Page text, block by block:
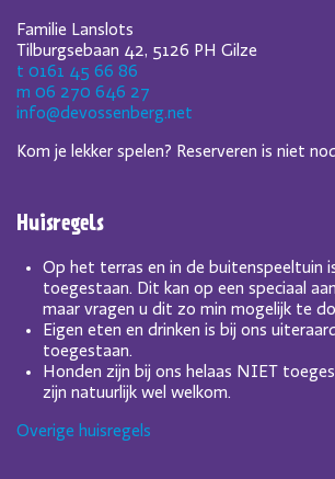
Familie Lanslots
Tilburgsebaan 42, 5126 PH Gilze
t 0161 45 66 86
m 06 270 646 27
info@devossenberg.net
Kom je lekker spelen? Reserveren is niet
Huisregels
Op het terras en in de buitenspeeltuin
toegestaan. Dit kan op een speciaal
maar vragen u dit zo min mogelijk te
Eigen eten en drinken is bij ons
toegestaan.
Honden zijn bij ons helaas NIET
zijn natuurlijk wel welkom.
Overige huisregels